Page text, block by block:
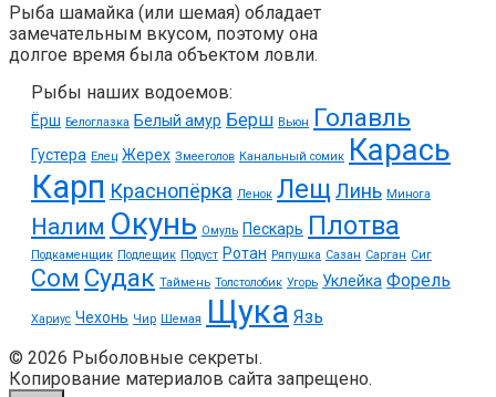
Рыба шамайка (или шемая) обладает
замечательным вкусом, поэтому она
долгое время была объектом ловли.
Рыбы наших водоемов:
Ёрш Белоглазка Белый амур Берш Вьюн Голавль
Густера Елец Жерех Змееголов Канальный сомик Карась
Карп Краснопёрка Ленок ЛещЛинь Минога
Налим Окунь Омуль Пескарь Плотва
Подкаменщик Подлещик Подуст Ротан Ряпушка Сазан Сарган Сиг
Сом Судак Таймень Толстолобик Угорь Уклейка Форель
Хариус Чехонь Чир Шемая Щука Язь
© 2026 Рыболовные секреты.
Копирование материалов сайта запрещено.